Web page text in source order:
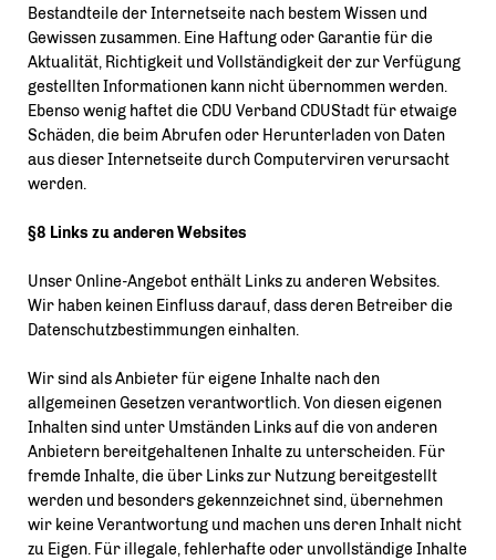
Bestandteile der Internetseite nach bestem Wissen und
Gewissen zusammen. Eine Haftung oder Garantie für die
Aktualität, Richtigkeit und Vollständigkeit der zur Verfügung
gestellten Informationen kann nicht übernommen werden.
Ebenso wenig haftet die CDU Verband CDUStadt für etwaige
Schäden, die beim Abrufen oder Herunterladen von Daten
aus dieser Internetseite durch Computerviren verursacht
werden.
§8 Links zu anderen Websites
Unser Online-Angebot enthält Links zu anderen Websites.
Wir haben keinen Einfluss darauf, dass deren Betreiber die
Datenschutzbestimmungen einhalten.
Wir sind als Anbieter für eigene Inhalte nach den
allgemeinen Gesetzen verantwortlich. Von diesen eigenen
Inhalten sind unter Umständen Links auf die von anderen
Anbietern bereitgehaltenen Inhalte zu unterscheiden. Für
fremde Inhalte, die über Links zur Nutzung bereitgestellt
werden und besonders gekennzeichnet sind, übernehmen
wir keine Verantwortung und machen uns deren Inhalt nicht
zu Eigen. Für illegale, fehlerhafte oder unvollständige Inhalte